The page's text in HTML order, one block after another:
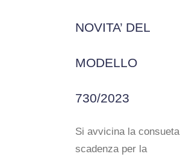
NOVITA’ DEL
MODELLO
730/2023
Si avvicina la consueta
scadenza per la